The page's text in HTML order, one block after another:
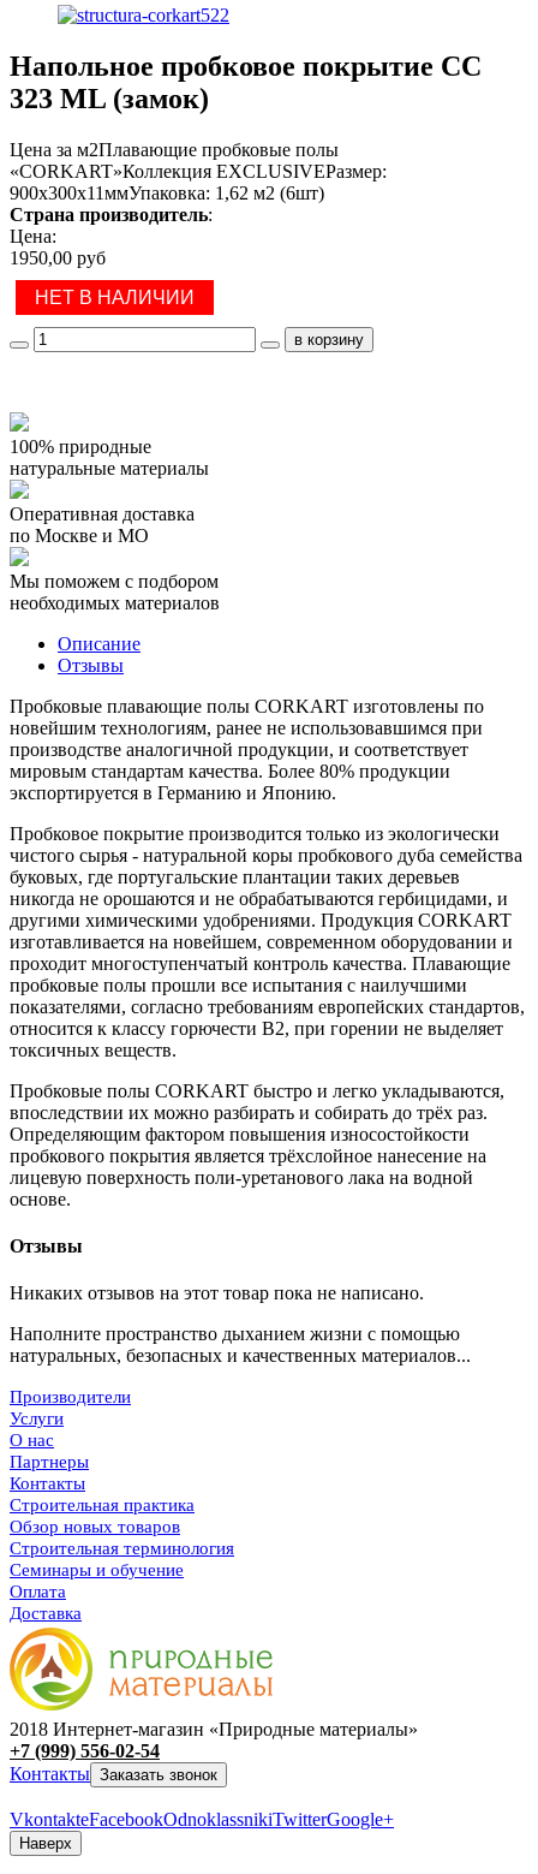
Напольное пробковое покрытие CC
323 ML (замок)
Цена за м2Плавающие пробковые полы
«CORKART»Коллекция EXCLUSIVEРазмер:
900х300х11ммУпаковка: 1,62 м2 (6шт)
Страна производитель:
Цена:
1950,00 руб
НЕТ В НАЛИЧИИ
100% природные
натуральные материалы
Оперативная доставка
по Москве и МО
Мы поможем с подбором
необходимых материалов
Описание
Отзывы
Пробковые плавающие полы CORKART изготовлены по
новейшим технологиям, ранее не использовавшимся при
производстве аналогичной продукции, и соответствует
мировым стандартам качества. Более 80% продукции
экспортируется в Германию и Японию.
Пробковое покрытие производится только из экологически
чистого сырья - натуральной коры пробкового дуба семейства
буковых, где португальские плантации таких деревьев
никогда не орошаются и не обрабатываются гербицидами, и
другими химическими удобрениями. Продукция CORKART
изготавливается на новейшем, современном оборудовании и
проходит многоступенчатый контроль качества. Плавающие
пробковые полы прошли все испытания с наилучшими
показателями, согласно требованиям европейских стандартов,
относится к классу горючести B2, при горении не выделяет
токсичных веществ.
Пробковые полы CORKART быстро и легко укладываются,
впоследствии их можно разбирать и собирать до трёх раз.
Определяющим фактором повышения износостойкости
пробкового покрытия является трёхслойное нанесение на
лицевую поверхность поли-уретанового лака на водной
основе.
Отзывы
Никаких отзывов на этот товар пока не написано.
Наполните пространство дыханием жизни с помощью
натуральных, безопасных и качественных материалов...
Производители
Услуги
О нас
Партнеры
Контакты
Строительная практика
Обзор новых товаров
Строительная терминология
Семинары и обучение
Оплата
Доставка
2018 Интернет-магазин «Природные материалы»
+7 (999) 556-02-54
Контакты Заказать звонок
VkontakteFacebookOdnoklassnikiTwitterGoogle+
Наверх